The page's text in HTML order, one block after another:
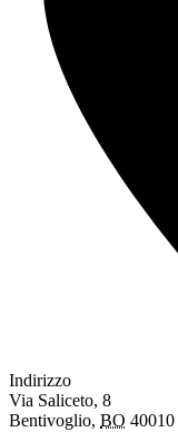
Indirizzo
Via Saliceto, 8
Bentivoglio, BO 40010